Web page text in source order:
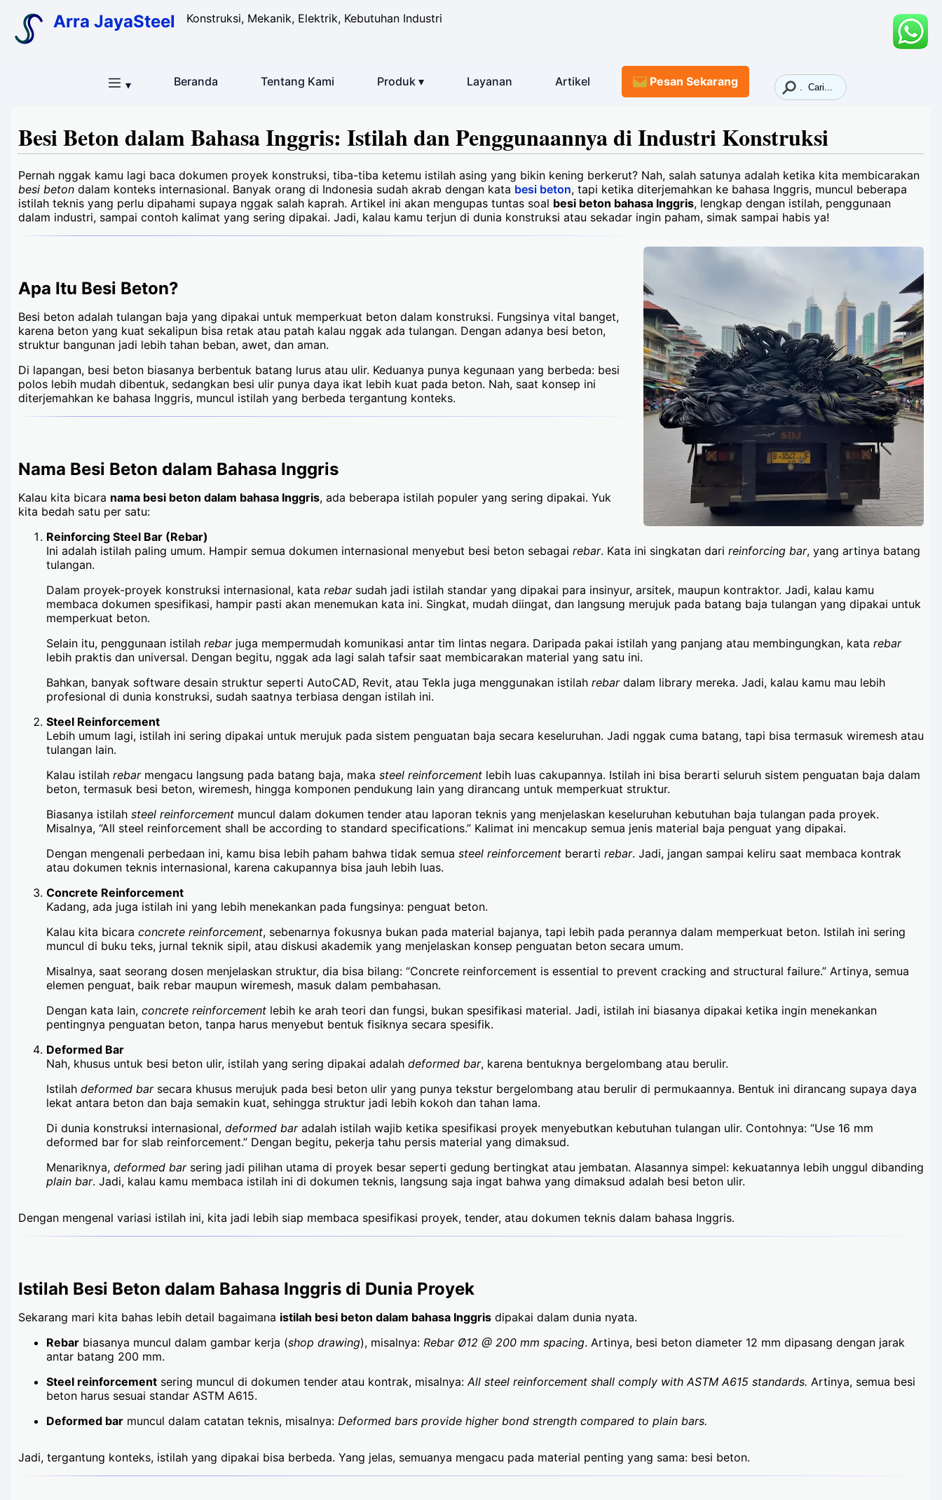
Arra JayaSteel Konstruksi, Mekanik, Elektrik, Kebutuhan Industri
▾ Beranda Tentang Kami Produk ▾ Layanan Artikel Pesan Sekarang
Besi Beton dalam Bahasa Inggris: Istilah dan Penggunaannya di Industri Konstruksi
Pernah nggak kamu lagi baca dokumen proyek konstruksi, tiba-tiba ketemu istilah asing yang bikin kening berkerut? Nah, salah satunya adalah ketika kita membicarakan
besi beton dalam konteks internasional. Banyak orang di Indonesia sudah akrab dengan kata besi beton, tapi ketika diterjemahkan ke bahasa Inggris, muncul beberapa
istilah teknis yang perlu dipahami supaya nggak salah kaprah. Artikel ini akan mengupas tuntas soal besi beton bahasa Inggris, lengkap dengan istilah, penggunaan
dalam industri, sampai contoh kalimat yang sering dipakai. Jadi, kalau kamu terjun di dunia konstruksi atau sekadar ingin paham, simak sampai habis ya!
Apa Itu Besi Beton?
Besi beton adalah tulangan baja yang dipakai untuk memperkuat beton dalam konstruksi. Fungsinya vital banget,
karena beton yang kuat sekalipun bisa retak atau patah kalau nggak ada tulangan. Dengan adanya besi beton,
struktur bangunan jadi lebih tahan beban, awet, dan aman.
Di lapangan, besi beton biasanya berbentuk batang lurus atau ulir. Keduanya punya kegunaan yang berbeda: besi
polos lebih mudah dibentuk, sedangkan besi ulir punya daya ikat lebih kuat pada beton. Nah, saat konsep ini
diterjemahkan ke bahasa Inggris, muncul istilah yang berbeda tergantung konteks.
Nama Besi Beton dalam Bahasa Inggris
Kalau kita bicara nama besi beton dalam bahasa Inggris, ada beberapa istilah populer yang sering dipakai. Yuk
kita bedah satu per satu:
Reinforcing Steel Bar (Rebar)
Ini adalah istilah paling umum. Hampir semua dokumen internasional menyebut besi beton sebagai rebar. Kata ini singkatan dari reinforcing bar, yang artinya batang
tulangan.
Dalam proyek-proyek konstruksi internasional, kata rebarsudah jadi istilah standar yang dipakai para insinyur, arsitek, maupun kontraktor. Jadi, kalau kamu
membaca dokumen spesifikasi, hampir pasti akan menemukan kata ini. Singkat, mudah diingat, dan langsung merujuk pada batang baja tulangan yang dipakai untuk
memperkuat beton.
Selain itu, penggunaan istilah rebarjuga mempermudah komunikasi antar tim lintas negara. Daripada pakai istilah yang panjang atau membingungkan, kata rebar
lebih praktis dan universal. Dengan begitu, nggak ada lagi salah tafsir saat membicarakan material yang satu ini.
Bahkan, banyak software desain struktur seperti AutoCAD, Revit, atau Tekla juga menggunakan istilah rebardalam library mereka. Jadi, kalau kamu mau lebih
profesional di dunia konstruksi, sudah saatnya terbiasa dengan istilah ini.
Steel Reinforcement
Lebih umum lagi, istilah ini sering dipakai untuk merujuk pada sistem penguatan baja secara keseluruhan. Jadi nggak cuma batang, tapi bisa termasuk wiremesh atau
tulangan lain.
Kalau istilah rebarmengacu langsung pada batang baja, maka steel reinforcement lebih luas cakupannya. Istilah ini bisa berarti seluruh sistem penguatan baja dalam
beton, termasuk besi beton, wiremesh, hingga komponen pendukung lain yang dirancang untuk memperkuat struktur.
Biasanya istilah steel reinforcement muncul dalam dokumen tender atau laporan teknis yang menjelaskan keseluruhan kebutuhan baja tulangan pada proyek.
Misalnya, “All steel reinforcement shall be according to standard specifications.” Kalimat ini mencakup semua jenis material baja penguat yang dipakai.
Dengan mengenali perbedaan ini, kamu bisa lebih paham bahwa tidak semua steel reinforcement berarti rebar. Jadi, jangan sampai keliru saat membaca kontrak
atau dokumen teknis internasional, karena cakupannya bisa jauh lebih luas.
Concrete Reinforcement
Kadang, ada juga istilah ini yang lebih menekankan pada fungsinya: penguat beton.
Kalau kita bicara concrete reinforcement, sebenarnya fokusnya bukan pada material bajanya, tapi lebih pada perannya dalam memperkuat beton. Istilah ini sering
muncul di buku teks, jurnal teknik sipil, atau diskusi akademik yang menjelaskan konsep penguatan beton secara umum.
Misalnya, saat seorang dosen menjelaskan struktur, dia bisa bilang: “Concrete reinforcement is essential to prevent cracking and structural failure.” Artinya, semua
elemen penguat, baik rebar maupun wiremesh, masuk dalam pembahasan.
Dengan kata lain, concrete reinforcement lebih ke arah teori dan fungsi, bukan spesifikasi material. Jadi, istilah ini biasanya dipakai ketika ingin menekankan
pentingnya penguatan beton, tanpa harus menyebut bentuk fisiknya secara spesifik.
Deformed Bar
Nah, khusus untuk besi beton ulir, istilah yang sering dipakai adalah deformed bar, karena bentuknya bergelombang atau berulir.
Istilah deformed barsecara khusus merujuk pada besi beton ulir yang punya tekstur bergelombang atau berulir di permukaannya. Bentuk ini dirancang supaya daya
lekat antara beton dan baja semakin kuat, sehingga struktur jadi lebih kokoh dan tahan lama.
Di dunia konstruksi internasional, deformed baradalah istilah wajib ketika spesifikasi proyek menyebutkan kebutuhan tulangan ulir. Contohnya: “Use 16 mm
deformed bar for slab reinforcement.” Dengan begitu, pekerja tahu persis material yang dimaksud.
Menariknya, deformed barsering jadi pilihan utama di proyek besar seperti gedung bertingkat atau jembatan. Alasannya simpel: kekuatannya lebih unggul dibanding
plain bar. Jadi, kalau kamu membaca istilah ini di dokumen teknis, langsung saja ingat bahwa yang dimaksud adalah besi beton ulir.
Dengan mengenal variasi istilah ini, kita jadi lebih siap membaca spesifikasi proyek, tender, atau dokumen teknis dalam bahasa Inggris.
Istilah Besi Beton dalam Bahasa Inggris di Dunia Proyek
Sekarang mari kita bahas lebih detail bagaimana istilah besi beton dalam bahasa Inggris dipakai dalam dunia nyata.
Rebar biasanya muncul dalam gambar kerja (shop drawing), misalnya: Rebar Ø12 @ 200 mm spacing. Artinya, besi beton diameter 12 mm dipasang dengan jarak
antar batang 200 mm.
Steel reinforcement sering muncul di dokumen tender atau kontrak, misalnya:All steel reinforcement shall comply with ASTM A615 standards. Artinya, semua besi
beton harus sesuai standar ASTM A615.
Deformed bar muncul dalam catatan teknis, misalnya: Deformed bars provide higher bond strength compared to plain bars.
Jadi, tergantung konteks, istilah yang dipakai bisa berbeda. Yang jelas, semuanya mengacu pada material penting yang sama: besi beton.